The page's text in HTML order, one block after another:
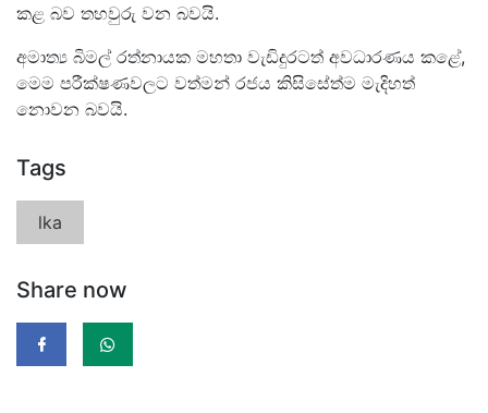
කළ බව තහවුරු වන බවයි.
අමාත්‍ය බිමල් රත්නායක මහතා වැඩිදුරටත් අවධාරණය කළේ,
මෙම පරීක්ෂණවලට වත්මන් රජය කිසිසේත්ම මැදිහත්
නොවන බවයි.
Tags
lka
Share now